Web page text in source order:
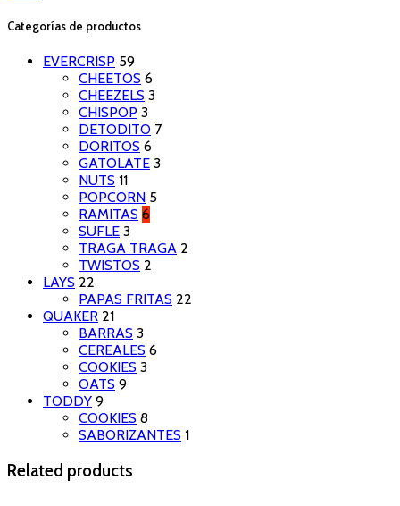
Categorías de productos
EVERCRISP 59
CHEETOS 6
CHEEZELS 3
CHISPOP 3
DETODITO 7
DORITOS 6
GATOLATE 3
NUTS 11
POPCORN 5
RAMITAS 6
SUFLE 3
TRAGA TRAGA 2
TWISTOS 2
LAYS 22
PAPAS FRITAS 22
QUAKER 21
BARRAS 3
CEREALES 6
COOKIES 3
OATS 9
TODDY 9
COOKIES 8
SABORIZANTES 1
Related products